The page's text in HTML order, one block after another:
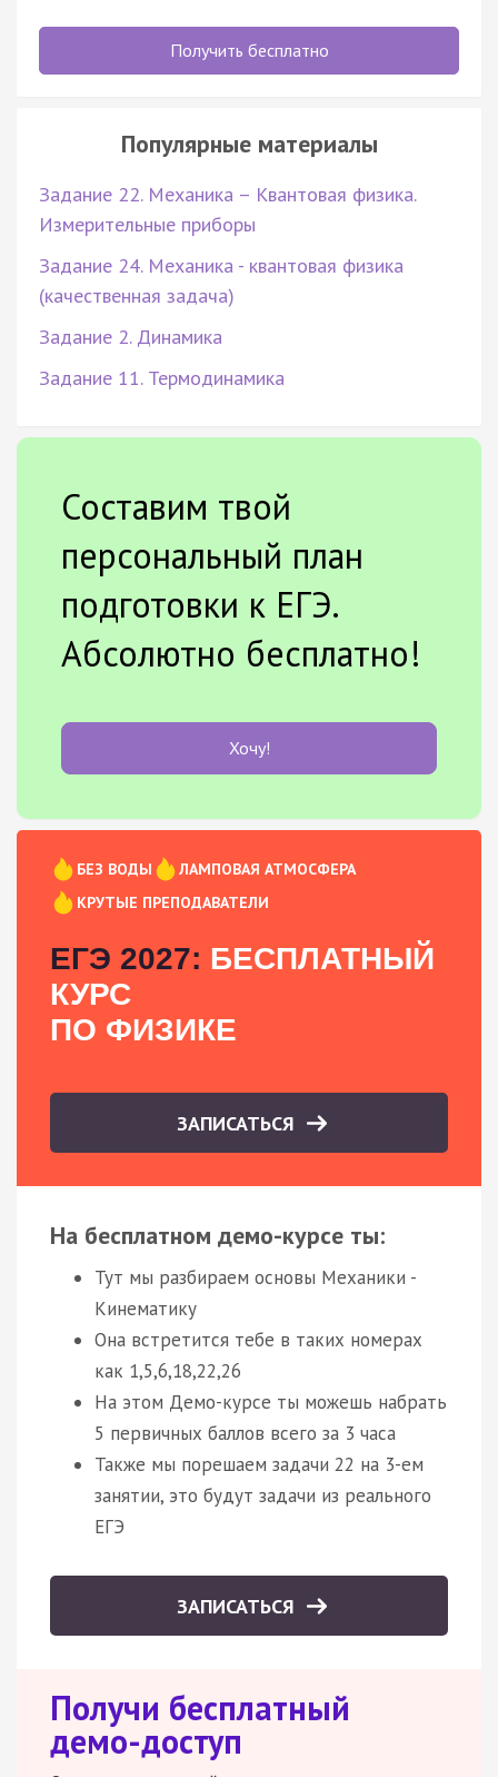
Получить бесплатно
Популярные материалы
Задание 22. Механика – Квантовая физика.
Измерительные приборы
Задание 24. Механика - квантовая физика
(качественная задача)
Задание 2. Динамика
Задание 11. Термодинамика
Составим твой
персональный план
подготовки к ЕГЭ.
Абсолютно бесплатно!
Хочу!
БЕЗ ВОДЫ
ЛАМПОВАЯ АТМОСФЕРА
КРУТЫЕ ПРЕПОДАВАТЕЛИ
ЕГЭ 2027: БЕСПЛАТНЫЙ
КУРС
ПО ФИЗИКЕ
ЗАПИСАТЬСЯ
На бесплатном демо-курсе ты:
Тут мы разбираем основы Механики -
Кинематику
Она встретится тебе в таких номерах
как 1,5,6,18,22,26
На этом Демо-курсе ты можешь набрать
5 первичных баллов всего за 3 часа
Также мы порешаем задачи 22 на 3-ем
занятии, это будут задачи из реального
ЕГЭ
ЗАПИСАТЬСЯ
Получи бесплатный
демо-доступ